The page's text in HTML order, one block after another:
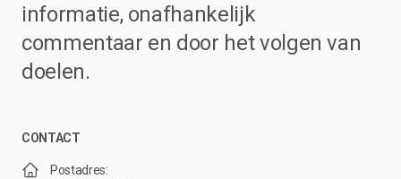
informatie, onafhankelijk
commentaar en door het volgen van
doelen.
CONTACT
Postadres: